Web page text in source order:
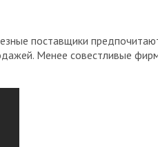
поставщики
Менее совестливые